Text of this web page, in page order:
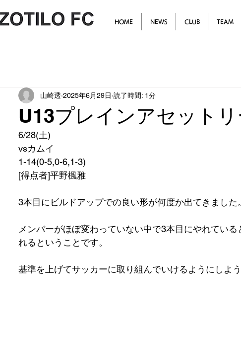
HOME NEWS CLUB TEAM
U13プレインアセット
山崎透 2025年6月29日 読了時間: 1分
6/28(土)
vsカムイ
1-14(0-5,0-6,1-3)
[得点者]平野楓雅
3本目にビルドアップでの良い形が何度か出てきました
メンバーがほぼ変わっていない中で3本目にやれてい
れるということです。
基準を上げてサッカーに取り組んでいけるようにし